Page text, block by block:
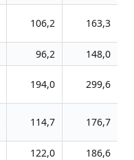
106,2 163,3
96,2
148,0
194,0 299,6
114,7 176,7
122,0
186,6